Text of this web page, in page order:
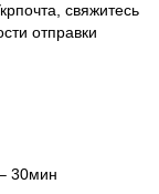
свяжитесь
отправки
30мин